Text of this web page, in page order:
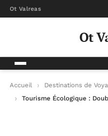
Ot Valreas
Ot
Accueil
Destinations de
Tourisme Écologique :